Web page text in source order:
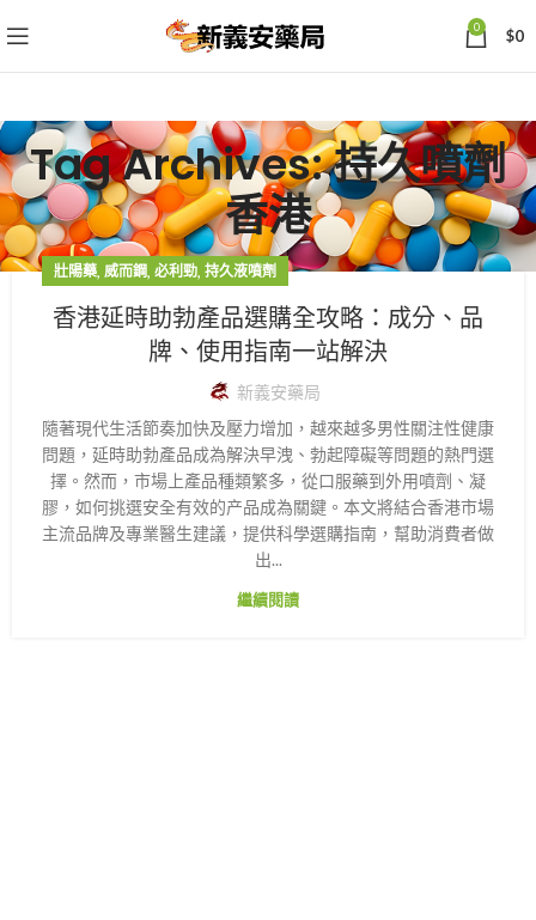
0 $0
Tag Archives: 持久噴劑
香港
壯陽藥, 威而鋼, 必利勁, 持久液噴劑
香港延時助勃產品選購全攻略：成分、品
牌、使用指南一站解決
新義安藥局
隨著現代生活節奏加快及壓力增加，越來越多男性關注性健康
問題，延時助勃產品成為解決早洩、勃起障礙等問題的熱門選
擇。然而，市場上產品種類繁多，從口服藥到外用噴劑、凝
膠，如何挑選安全有效的产品成為關鍵。本文將結合香港市場
主流品牌及專業醫生建議，提供科學選購指南，幫助消費者做
出...
繼續閱讀